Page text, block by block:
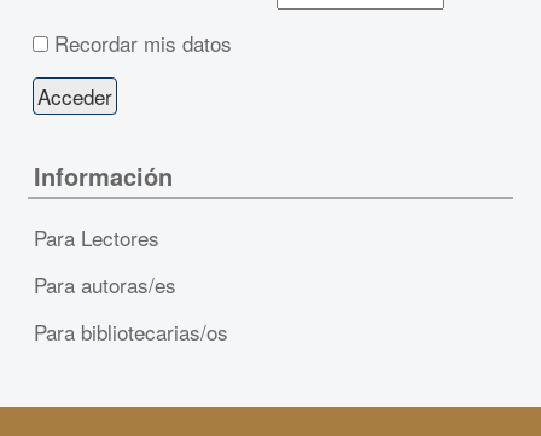
Recordar mis datos
Información
Para Lectores
Para autoras/es
Para bibliotecarias/os